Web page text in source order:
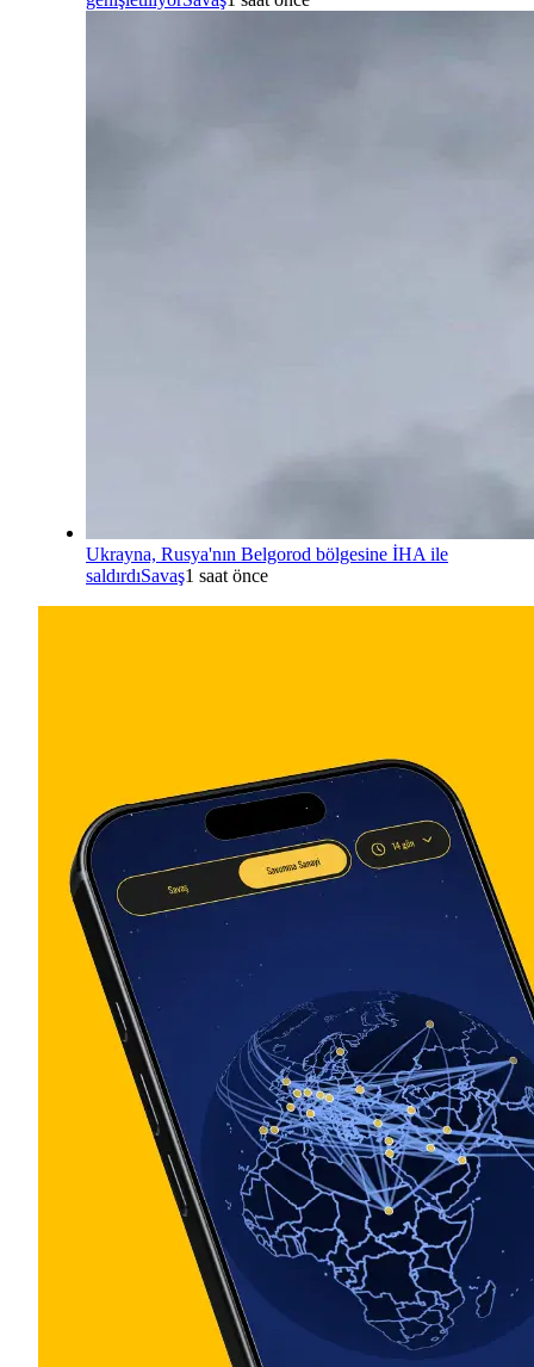
Ukrayna, Rusya'nın Belgorod bölgesine İHA ile
saldırdıSavaş1 saat önce